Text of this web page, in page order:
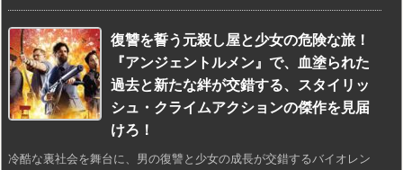
復讐を誓う元殺し屋と少女の危険な旅！
『アンジェントルメン』で、血塗られた
過去と新たな絆が交錯する、スタイリッ
シュ・クライムアクションの傑作を見届
けろ！
冷酷な裏社会を舞台に、男の復讐と少女の成長が交錯するバイオレン